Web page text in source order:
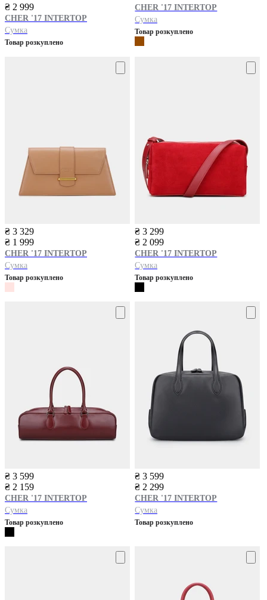
₴ 2 999
CHER '17 INTERTOP
Сумка
Товар розкуплено
CHER '17 INTERTOP
Сумка
Товар розкуплено
₴ 3 329
₴ 1 999
CHER '17 INTERTOP
Сумка
Товар розкуплено
₴ 3 299
₴ 2 099
CHER '17 INTERTOP
Сумка
Товар розкуплено
₴ 3 599
₴ 2 159
CHER '17 INTERTOP
Сумка
Товар розкуплено
₴ 3 599
₴ 2 299
CHER '17 INTERTOP
Сумка
Товар розкуплено